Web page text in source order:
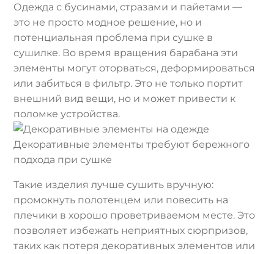
Одежда с бусинами, стразами и пайетами —
это не просто модное решение, но и
потенциальная проблема при сушке в
сушилке. Во время вращения барабана эти
элементы могут оторваться, деформироваться
или забиться в фильтр. Это не только портит
внешний вид вещи, но и может привести к
поломке устройства.
Декоративные элементы требуют бережного
подхода при сушке
Такие изделия лучше сушить вручную:
промокнуть полотенцем или повесить на
плечики в хорошо проветриваемом месте. Это
позволяет избежать неприятных сюрпризов,
таких как потеря декоративных элементов или